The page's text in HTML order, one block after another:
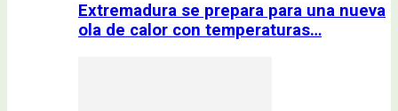
Extremadura se prepara para una nueva
ola de calor con temperaturas…